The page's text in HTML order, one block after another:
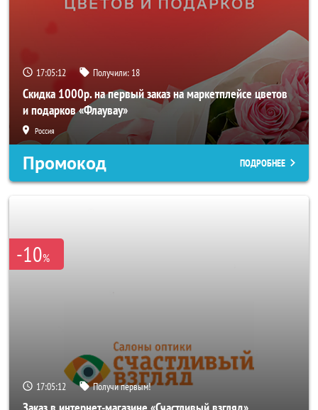
17:05:10 Получили: 18
Скидка 1000р. на первый заказ на маркетплейсе цветов
и подарков «Флаувау»
Россия
Промокод ПОДРОБНЕЕ
-10%
17:05:10 Получи первым!